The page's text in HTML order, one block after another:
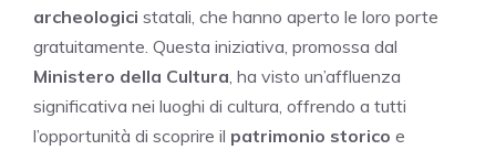
archeologici statali, che hanno aperto le loro porte
gratuitamente. Questa iniziativa, promossa dal
Ministero della Cultura, ha visto un’affluenza
significativa nei luoghi di cultura, offrendo a tutti
l’opportunità di scoprire il patrimonio storico e